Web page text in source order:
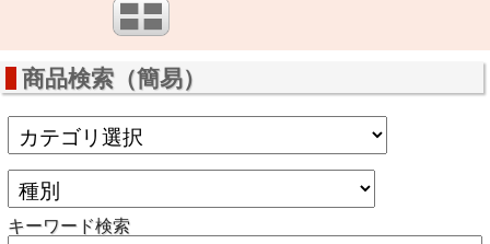
商品検索（簡易）
キーワード検索